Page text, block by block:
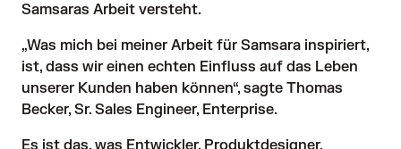
Samsaras Arbeit versteht.
„Was mich bei meiner Arbeit für Samsara inspiriert,
ist, dass wir einen echten Einfluss auf das Leben
unserer Kunden haben können“, sagte Thomas
Becker, Sr. Sales Engineer, Enterprise.
Es ist das, was Entwickler, Produktdesigner,